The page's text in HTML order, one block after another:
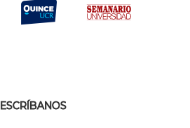
ESCRÍBANOS